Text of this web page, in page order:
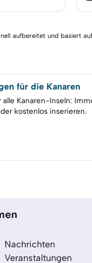
aufbereitet und basiert
für die Kanaren
Kanaren-Inseln:
kostenlos inserieren.
Nachrichten
Veranstaltungen